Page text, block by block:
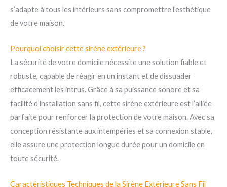
s’adapte à tous les intérieurs sans compromettre l’esthétique
de votre maison.
Pourquoi choisir cette sirène extérieure ?
La sécurité de votre domicile nécessite une solution fiable et
robuste, capable de réagir en un instant et de dissuader
efficacement les intrus. Grâce à sa puissance sonore et sa
facilité d’installation sans fil, cette sirène extérieure est l’alliée
parfaite pour renforcer la protection de votre maison. Avec sa
conception résistante aux intempéries et sa connexion stable,
elle assure une protection longue durée pour un domicile en
toute sécurité.
Caractéristiques Techniques de la Sirène Extérieure Sans Fil